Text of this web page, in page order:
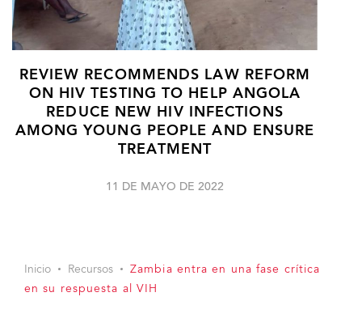
REVIEW RECOMMENDS LAW REFORM
ON HIV TESTING TO HELP ANGOLA
REDUCE NEW HIV INFECTIONS
AMONG YOUNG PEOPLE AND ENSURE
TREATMENT
11 DE MAYO DE 2022
Inicio Recursos
Zambia entra en una fase crítica
en su respuesta al VIH